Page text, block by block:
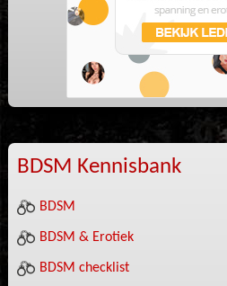
BDSM Kennisbank
BDSM
BDSM & Erotiek
BDSM checklist